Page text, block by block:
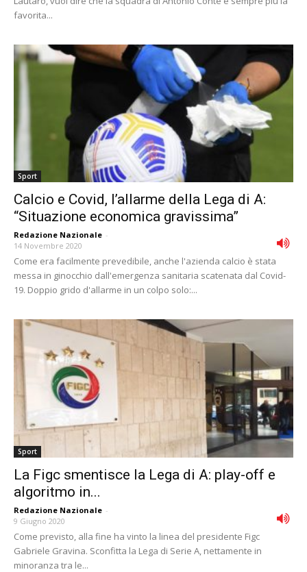
favorita...
Sport
Calcio e Covid, l’allarme della Lega di A:
“Situazione economica gravissima”
Redazione Nazionale -
14 Novembre 2020
Come era facilmente prevedibile, anche l'azienda calcio è stata
messa in ginocchio dall'emergenza sanitaria scatenata dal Covid-
19. Doppio grido d'allarme in un colpo solo:...
Sport
La Figc smentisce la Lega di A: play-off e
algoritmo in...
Redazione Nazionale -
9 Giugno 2020
Come previsto, alla fine ha vinto la linea del presidente Figc
Gabriele Gravina. Sconfitta la Lega di Serie A, nettamente in
minoranza tra le...